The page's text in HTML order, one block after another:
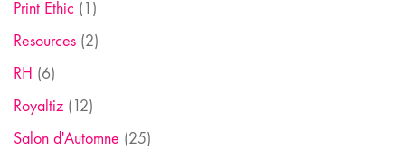
Print Ethic (1)
Resources (2)
RH (6)
Royaltiz (12)
Salon d'Automne (25)